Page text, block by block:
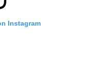
Instagram